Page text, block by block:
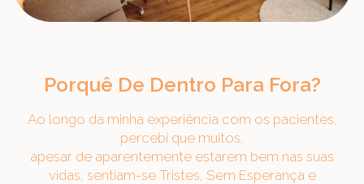
Porquê De Dentro Para Fora?
Ao longo da minha experiência com os pacientes,
percebi que muitos,
apesar de aparentemente estarem bem nas suas
vidas, sentiam-se Tristes, Sem Esperança e